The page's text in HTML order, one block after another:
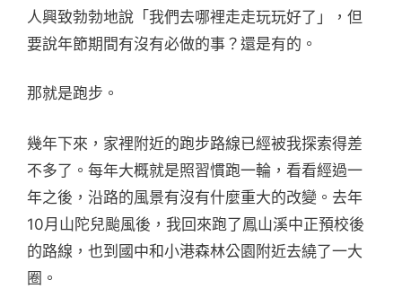
人興致勃勃地說「我們去哪裡走走玩玩好了」，但
要說年節期間有沒有必做的事？還是有的。
那就是跑步。
幾年下來，家裡附近的跑步路線已經被我探索得差
不多了。每年大概就是照習慣跑一輪，看看經過一
年之後，沿路的風景有沒有什麼重大的改變。去年
10月山陀兒颱風後，我回來跑了鳳山溪中正預校後
的路線，也到國中和小港森林公園附近去繞了一大
圈。